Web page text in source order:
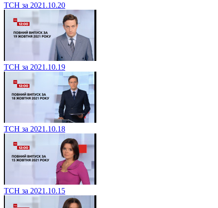
ТСН за 2021.10.20
ТСН за 2021.10.19
ТСН за 2021.10.18
ТСН за 2021.10.15